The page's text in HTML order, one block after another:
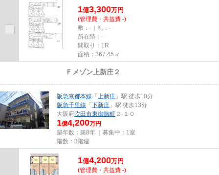
1億3,300万円
(管理費・共益費 -)
敷：-｜礼：-
所在階：-
間取り：1R
面積：367.45㎡
Ｆメゾン上新庄２
阪急京都本線 「 上新庄 」駅 徒歩10分
阪急千里線 「 下新庄 」駅 徒歩13分
大阪府吹田市東御旅町 ２-１０
1億4,200万円
築年数：築8年 ｜募集中： 1室
階数：3階建
1億4,200万円
(管理費・共益費 -)